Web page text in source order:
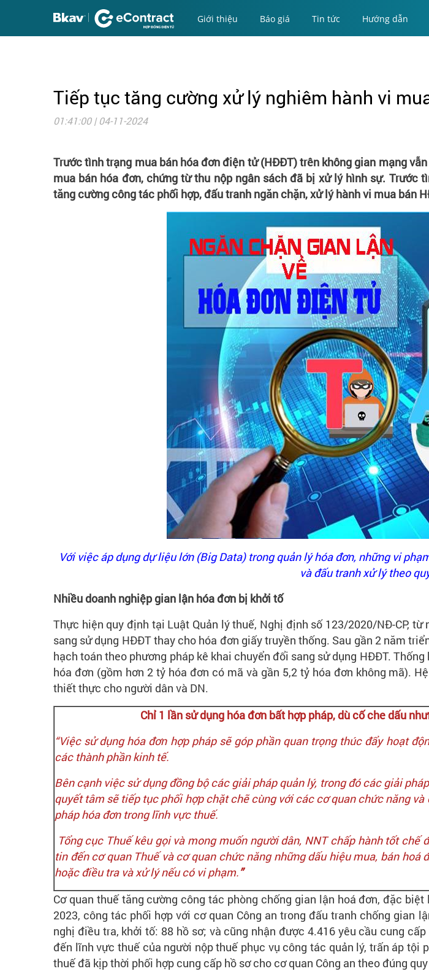
Giới thiệu Báo giá Tin tức Hướng dẫn
Tiếp tục tăng cường xử lý nghiêm hành vi
01:41:00 | 04-11-2024
Trước tình trạng mua bán hóa đơn điện tử (HĐĐT) trên không gian mạng
mua bán hóa đơn, chứng từ thu nộp ngân sách đã bị xử lý hình sự.
tăng cường công tác phối hợp, đấu tranh ngăn chặn, xử lý hành vi mua bán
Với việc áp dụng dự liệu lớn (Big Data) trong quản lý hóa đơn, những vi
và đấu tranh xử lý theo
Nhiều doanh nghiệp gian lận hóa đơn bị khởi tố
Thực hiện quy định tại Luật Quản lý thuế, Nghị định số 123/2020/NĐ-CP,
sang sử dụng HĐĐT thay cho hóa đơn giấy truyền thống. Sau gần 2 năm
hạch toán theo phương pháp kê khai chuyển đổi sang sử dụng HĐĐT.
hóa đơn (gồm hơn 2 tỷ hóa đơn có mã và gần 5,2 tỷ hóa đơn không mã).
thiết thực cho người dân và DN.
Chỉ 1 lần sử dụng hóa đơn bất hợp pháp, dù cố che dấu
“Việc sử dụng hóa đơn hợp pháp sẽ góp phần quan trọng thúc đẩy hoạt
các thành phần kinh tế.
Bên cạnh việc sử dụng đồng bộ các giải pháp quản lý, trong đó các giải
quyết tâm sẽ tiếp tục phối hợp chặt chẽ cùng với các cơ quan chức năng
pháp hóa đơn trong lĩnh vực thuế.
Tổng cục Thuế kêu gọi và mong muốn người dân, NNT chấp hành tốt
tin đến cơ quan Thuế và cơ quan chức năng những dấu hiệu mua, bán
hoặc điều tra và xử lý nếu có vi phạm.”
Cơ quan thuế tăng cường công tác phòng chống gian lận hoá đơn, đặc
2023, công tác phối hợp với cơ quan Công an trong đấu tranh chống gian
nghị điều tra, khởi tố: 88 hồ sơ; và cũng nhận được 4.416 yêu cầu cung
đến lĩnh vực thuế của người nộp thuế phục vụ công tác quản lý, trấn áp tội
thuế đã kịp thời phối hợp cung cấp hồ sơ cho cơ quan Công an theo đúng